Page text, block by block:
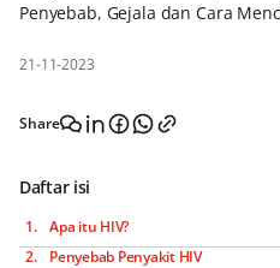
Penyebab, Gejala dan Cara
21-11-2023
Share
Daftar isi
Apa itu HIV?
Penyebab Penyakit HIV